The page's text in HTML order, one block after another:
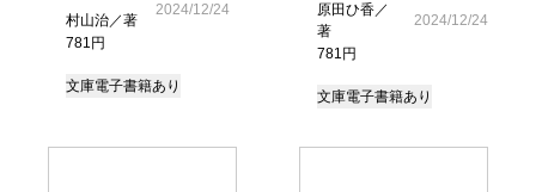
村山治／著
781円
2024/12/24
文庫電子書籍あり
原田ひ香／
著
781円
2024/12/24
文庫電子書籍あり